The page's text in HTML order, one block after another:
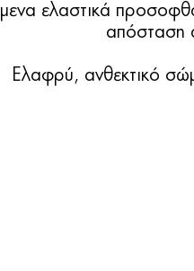
ελαστικά
απόσταση
Ελαφρύ, ανθεκτικό